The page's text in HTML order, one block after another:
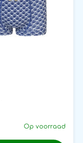
Op voorraad